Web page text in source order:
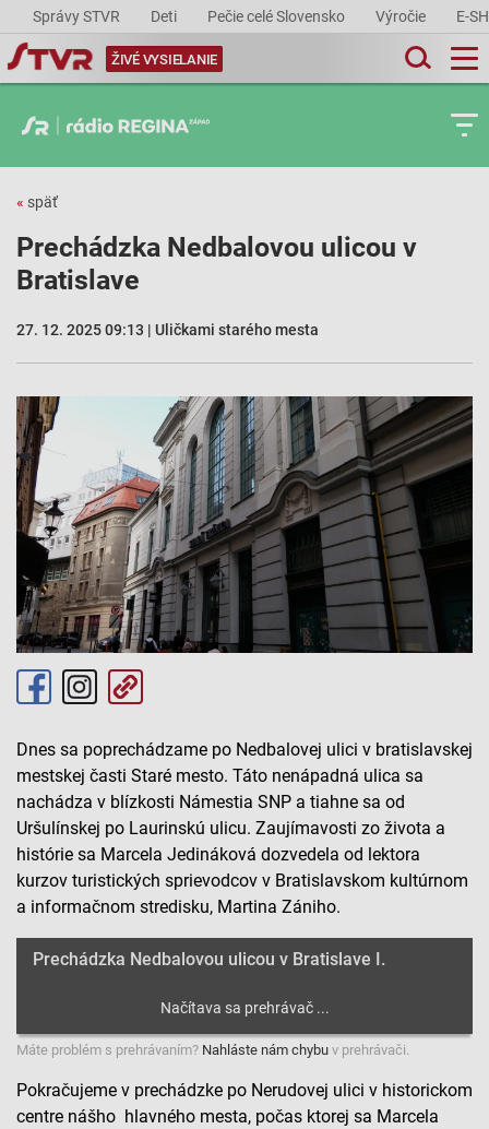
Správy STVR Deti Pečie celé Slovensko Výročie E-
ŽIVÉ VYSIELANIE
« späť
Prechádzka Nedbalovou ulicou v
Bratislave
27. 12. 2025 09:13 | Uličkami starého mesta
Dnes sa poprechádzame po Nedbalovej ulici v bratislavskej
mestskej časti Staré mesto. Táto nenápadná ulica sa
nachádza v blízkosti Námestia SNP a tiahne sa od
Uršulínskej po Laurinskú ulicu. Zaujímavosti zo života a
histórie sa Marcela Jedináková dozvedela od lektora
kurzov turistických sprievodcov v Bratislavskom kultúrnom
a informačnom stredisku, Martina Zániho.
Prechádzka Nedbalovou ulicou v Bratislave I.
Máte problém s prehrávaním? Nahláste nám chybu v prehrávači.
Pokračujeme v prechádzke po Nerudovej ulici v historickom
centre nášho hlavného mesta, počas ktorej sa Marcela